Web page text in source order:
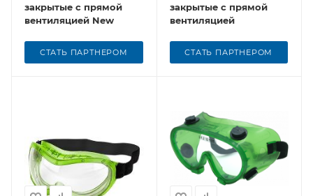
закрытые с прямой
вентиляцией New
СТАТЬ ПАРТНЕРОМ
закрытые с прямой
вентиляцией
СТАТЬ ПАРТНЕРОМ